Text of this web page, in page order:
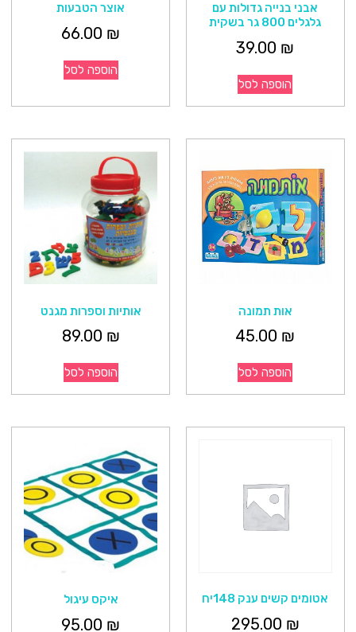
אבני בנייה גדולות עם
גלגלים 800 גר בשקית
39.00 ₪
הוספה לסל
אוצר הטבעות
66.00 ₪
הוספה לסל
אות תמונה
45.00 ₪
הוספה לסל
אותיות וספרות מגנט
89.00 ₪
הוספה לסל
אטומים קשים ענק 148יח
295.00 ₪
איקס עיגול
95.00 ₪